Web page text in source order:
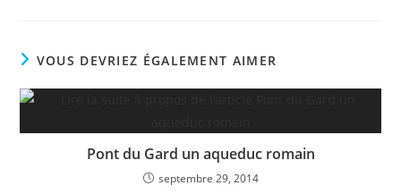
VOUS DEVRIEZ ÉGALEMENT AIMER
Pont du Gard un aqueduc romain
septembre 29, 2014